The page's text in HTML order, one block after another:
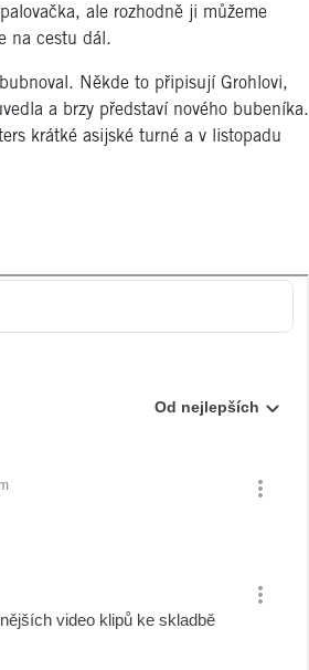
ale rozhodně ji můžeme
na cestu dál.
Někde to připisují Grohlovi,
a brzy představí nového bubeníka.
krátké asijské turné a v listopadu